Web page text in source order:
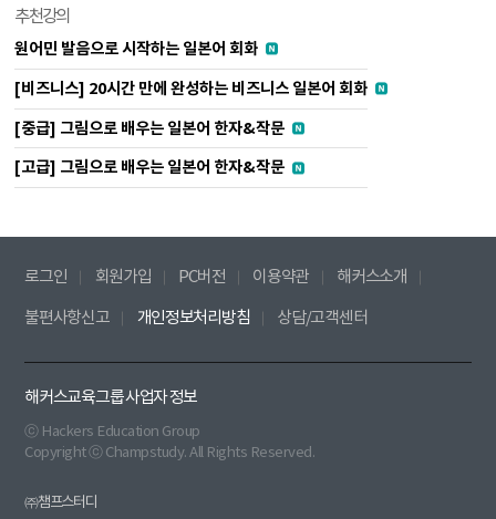
추천강의
원어민 발음으로 시작하는 일본어 회화
[비즈니스] 20시간 만에 완성하는 비즈니스 일본어 회화
[중급] 그림으로 배우는 일본어 한자&작문
[고급] 그림으로 배우는 일본어 한자&작문
로그인 회원가입 PC버전 이용약관 해커스소개
불편사항신고 개인정보처리방침 상담/고객센터
해커스교육그룹 사업자 정보
ⓒ Hackers Education Group
Copyright ⓒ Champstudy. All Rights Reserved.
㈜챔프스터디